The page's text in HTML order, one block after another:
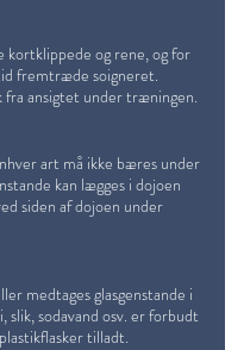
kortklippede og rene, og for
fremtræde soigneret.
ansigtet under træningen.
art må ikke bæres under
kan lægges i dojoen
siden af dojoen under
medtages glasgenstande i
slik, sodavand osv. er forbudt
tilladt.